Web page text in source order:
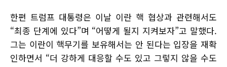
한편 트럼프 대통령은 이날 이란 핵 협상과 관련해서도
“최종 단계에 있다”며 “어떻게 될지 지켜보자”고 말했다.
그는 이란이 핵무기를 보유해서는 안 된다는 입장을 재확
인하면서 “더 강하게 대응할 수도 있고 그렇지 않을 수도